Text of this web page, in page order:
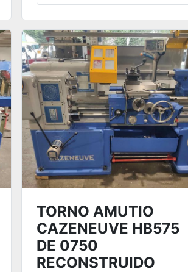
TORNO AMUTIO
CAZENEUVE HB575
DE 0750
RECONSTRUIDO